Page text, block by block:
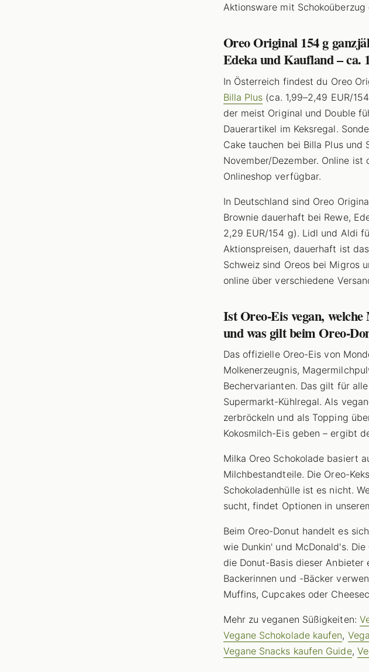
Aktionsware mit
Oreo Original 154 g
Edeka und Kaufland – ca.
In Österreich findest du Oreo
Billa Plus (ca. 1,99–2,49 EUR/
der meist Original und Double
Dauerartikel im Keksregal.
Cake tauchen bei Billa Plus und
November/Dezember. Online
Onlineshop verfügbar.
In Deutschland sind Oreo
Brownie dauerhaft bei Rewe,
2,29 EUR/154 g). Lidl und Aldi
Aktionspreisen, dauerhaft ist
Schweiz sind Oreos bei Migros
online über verschiedene
Ist Oreo-Eis vegan,
und was gilt beim Oreo-
Das offizielle Oreo-Eis von
Molkenerzeugnis,
Bechervarianten. Das gilt für
Supermarkt-Kühlregal. Als
zerbröckeln und als Topping
Kokosmilch-Eis geben – ergibt
Milka Oreo Schokolade basiert
Milchbestandteile. Die Oreo-
Schokoladenhülle ist es nicht.
sucht, findet Optionen in
Beim Oreo-Donut handelt es
wie Dunkin' und McDonald's.
die Donut-Basis dieser Anbieter
Backerinnen und -Bäcker
Muffins, Cupcakes oder
Mehr zu veganen Süßigkeiten:
Vegane Schokolade kaufen,
Vegane Snacks kaufen Guide,